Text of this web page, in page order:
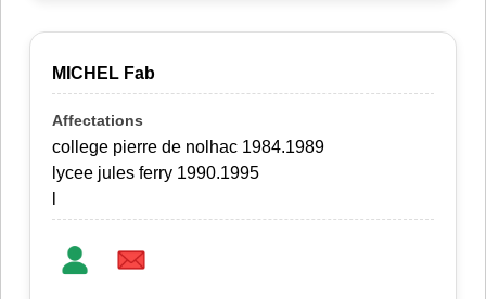
MICHEL Fab
college pierre de nolhac 1984.1989
lycee jules ferry 1990.1995